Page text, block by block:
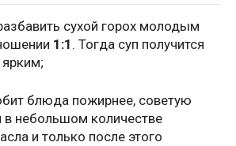
сухой горох молодым
1:1 . Тогда суп получится
блюда пожирнее, советую
небольшом количестве
и только после этого